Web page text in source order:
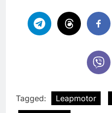
Tagged: Leapmotor